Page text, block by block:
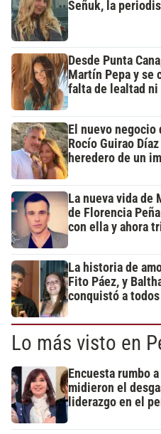
Señuk, la
Desde Punta
Martín Pepa y se
falta de lealtad ni
El nuevo negocio
Rocío Guirao
heredero de un
La nueva vida de
de Florencia
con ella y ahora
La historia de
Fito Páez, y
conquistó a
Lo más visto en
Encuesta rumbo
midieron el
liderazgo en el